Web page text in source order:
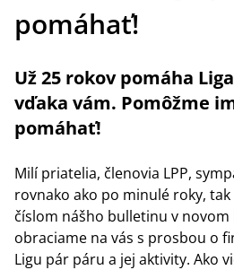
pomáhať!
Už 25 rokov pomáha
vďaka vám. Pomôžme
pomáhať!
Milí priatelia, členovia LPP,
rovnako ako po minulé roky,
číslom nášho bulletinu v
obraciame na vás s prosbou o
Ligu pár páru a jej aktivity. Ako